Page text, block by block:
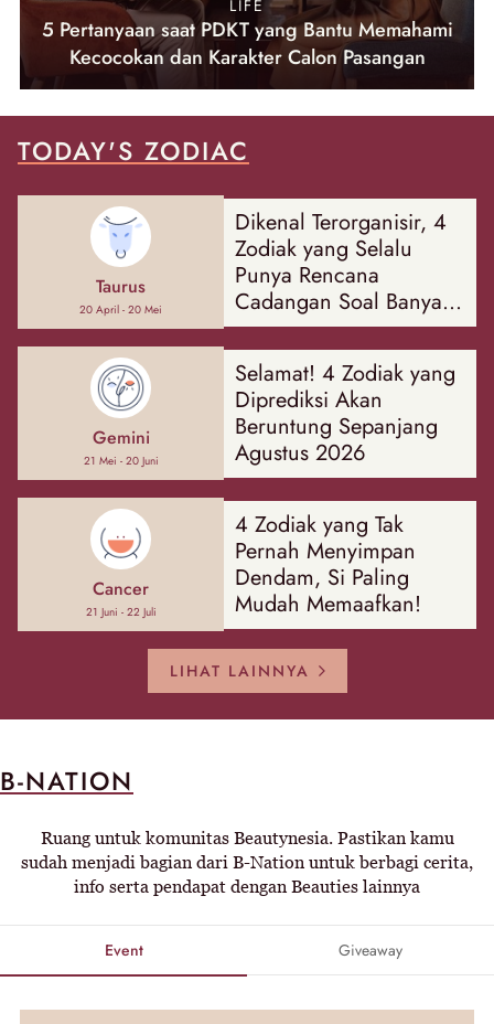
LIFE
5 Pertanyaan saat PDKT yang Bantu Memahami
Kecocokan dan Karakter Calon Pasangan
TODAY'S ZODIAC
Taurus
20 April - 20 Mei
Dikenal Terorganisir, 4
Zodiak yang Selalu
Punya Rencana
Cadangan Soal Banyak
Hal
Gemini
21 Mei - 20 Juni
Selamat! 4 Zodiak yang
Diprediksi Akan
Beruntung Sepanjang
Agustus 2026
Cancer
21 Juni - 22 Juli
4 Zodiak yang Tak
Pernah Menyimpan
Dendam, Si Paling
Mudah Memaafkan!
LIHAT LAINNYA
B-NATION
Ruang untuk komunitas Beautynesia. Pastikan kamu
sudah menjadi bagian dari B-Nation untuk berbagi cerita,
info serta pendapat dengan Beauties lainnya
Event Giveaway